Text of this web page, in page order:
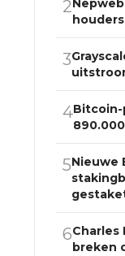
2
3
4Bitcoin-
5Nieuwe
6Charles
breken